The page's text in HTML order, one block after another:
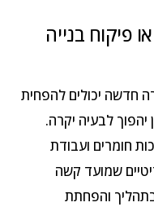
פיקוח בנייה
חדשה יכולים להפחית
יהפוך לבעיה יקרה.
חומרים ועבודת
שמועד קשה
והפחתת